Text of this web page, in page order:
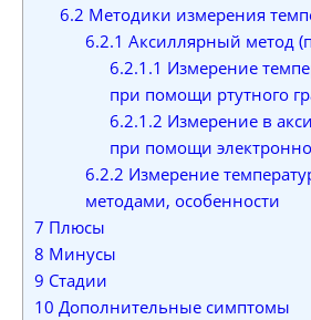
6.2 Методики измерения
6.2.1 Аксиллярный метод
6.2.1.1 Измерение
при помощи ртутного
6.2.1.2 Измерение в
при помощи
6.2.2 Измерение
методами, особенности
7 Плюсы
8 Минусы
9 Стадии
10 Дополнительные симптомы